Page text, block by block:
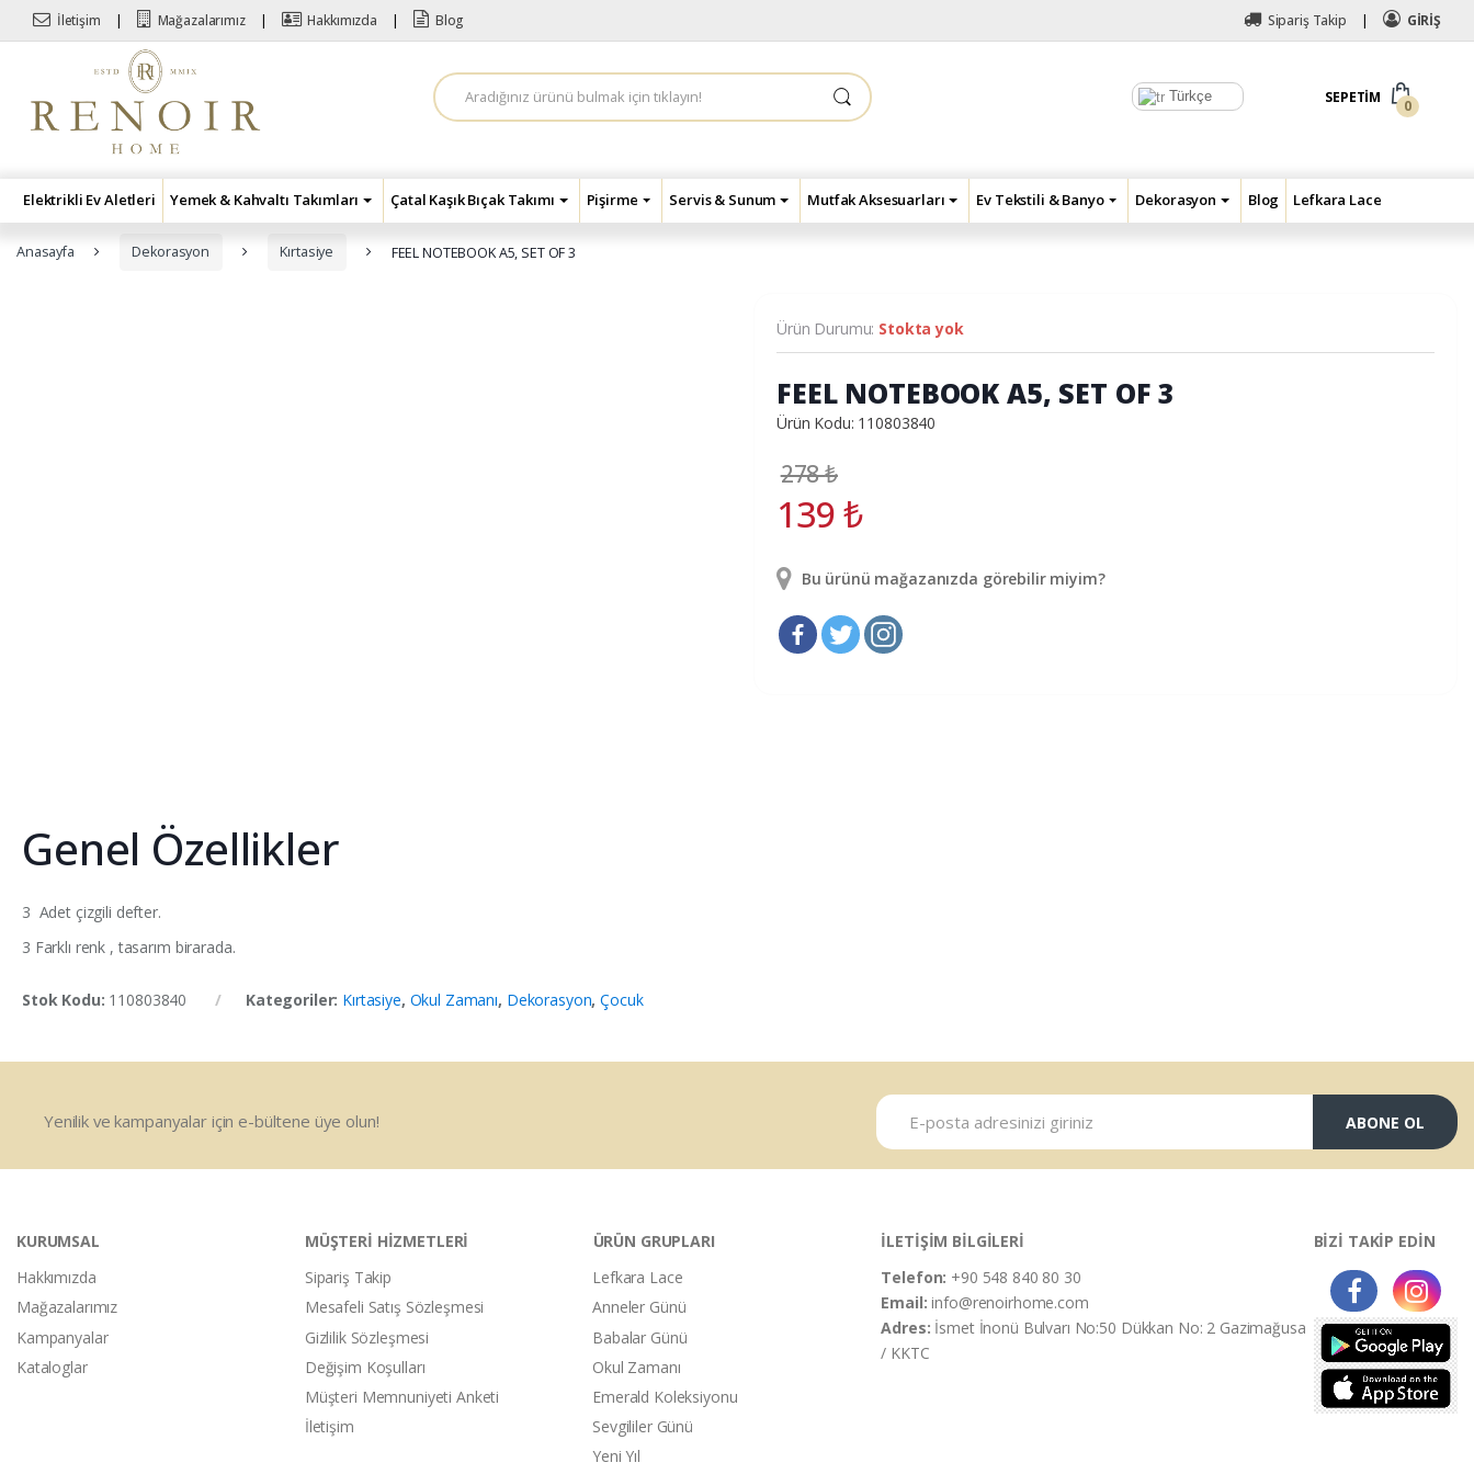
Skip to navigation
Skip to content
İletişim Mağazalarımız Hakkımızda Blog Sipariş Takip GİRİŞ
Türkçe
A
r
a
SEPETIM
0
Elektrikli Ev Aletleri Yemek & Kahvaltı Takımları Çatal Kaşık Bıçak Takımı Pişirme Servis & Sunum Mutfak Aksesuarları Ev Tekstili & Banyo Dekorasyon Blog Lefkara Lace
Anasayfa Dekorasyon Kırtasiye FEEL NOTEBOOK A5, SET OF 3
Genel Özellikler
3 Adet çizgili defter.
3 Farklı renk , tasarım birarada.
Stok Kodu: 110803840 Kategoriler: Kırtasiye, Okul Zamanı, Dekorasyon,Çocuk
Ürün Durumu: Stokta yok
FEEL NOTEBOOK A5, SET OF 3
Ürün Kodu: 110803840
278₺
139₺
Bu ürünü mağazanızda görebilir miyim?
Yenilik ve kampanyalar için e-bültene üye olun! ABONE OL
KURUMSAL
Hakkımızda
Mağazalarımız
Kampanyalar
Kataloglar
MÜŞTERİ HİZMETLERİ
Sipariş Takip
Mesafeli Satış Sözleşmesi
Gizlilik Sözleşmesi
Değişim Koşulları
Müşteri Memnuniyeti Anketi
İletişim
ÜRÜN GRUPLARI
Lefkara Lace
Anneler Günü
Babalar Günü
Okul Zamanı
Emerald Koleksiyonu
Sevgililer Günü
Yeni Yıl
İLETİŞİM BİLGİLERİ
Telefon: +90 548 840 80 30
Email:info@renoirhome.com
Adres: İsmet İnonü Bulvarı No:50 Dükkan No: 2 Gazimağusa
/ KKTC
BİZİ TAKİP EDİN